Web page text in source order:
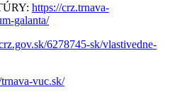
https://crz.trnava-
galanta/
6278745-sk/vlastivedne-
vuc.sk/